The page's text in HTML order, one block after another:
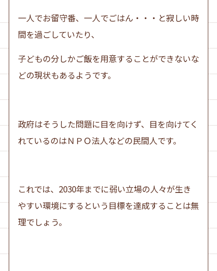
一人でお留守番、一人でごはん・・・と寂しい時
間を過ごしていたり、
子どもの分しかご飯を用意することができないな
どの現状もあるようです。
政府はそうした問題に目を向けず、目を向けてく
れているのはＮＰＯ法人などの民間人です。
これでは、2030年までに弱い立場の人々が生き
やすい環境にするという目標を達成することは無
理でしょう。